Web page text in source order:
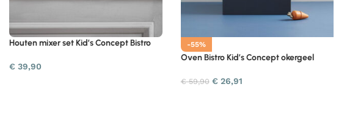
Houten mixer set Kid’s Concept Bistro
€ 39,90
-55%
Oven Bistro Kid’s Concept okergeel
€59,90 € 26,91